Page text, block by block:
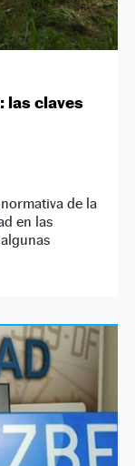
las claves
de la
en las